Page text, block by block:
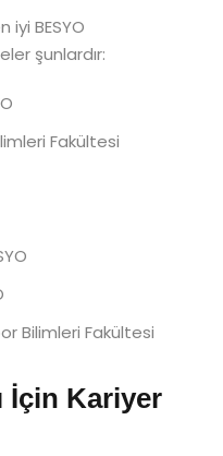
iyi BESYO
şunlardır:
Fakültesi
Bilimleri Fakültesi
İçin Kariyer